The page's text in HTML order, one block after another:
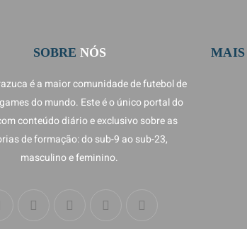
SOBRE NÓS
é a maior comunidade de futebol de
do mundo. Este é o único portal do
conteúdo diário e exclusivo sobre as
de formação: do sub-9 ao sub-23,
masculino e feminino.
MAIS